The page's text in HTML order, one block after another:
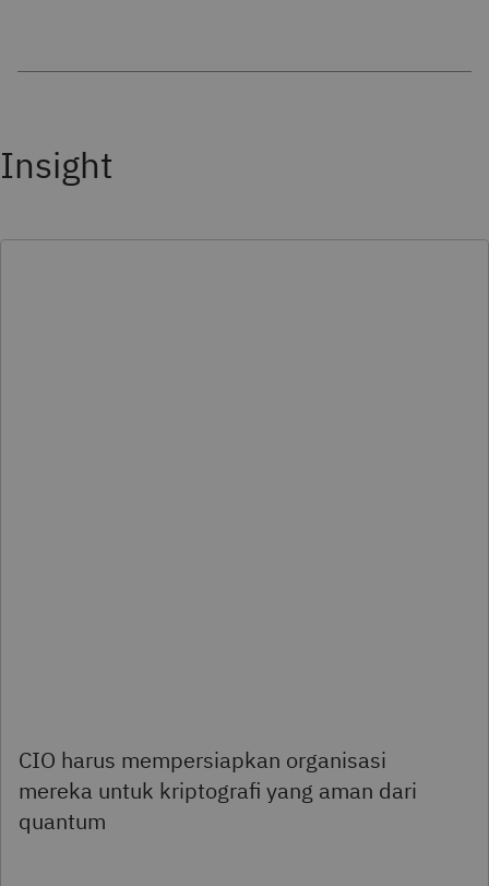
Insight
CIO harus mempersiapkan organisasi
mereka untuk kriptografi yang aman dari
quantum